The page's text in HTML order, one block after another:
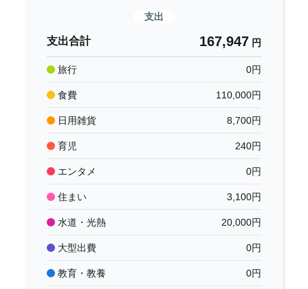
支出
支出合計 167,947 円
旅行 0円
食費 110,000円
日用雑貨 8,700円
育児 240円
エンタメ 0円
住まい 3,100円
水道・光熱 20,000円
大型出費 0円
教育・教養 0円